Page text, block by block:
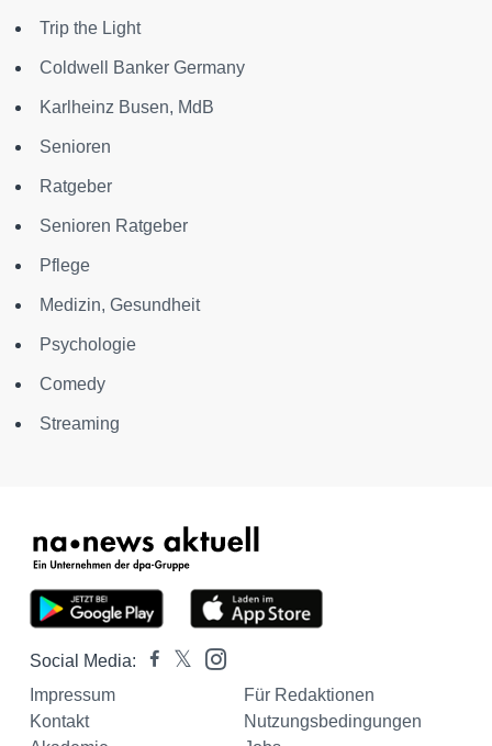
Trip the Light
Coldwell Banker Germany
Karlheinz Busen, MdB
Senioren
Ratgeber
Senioren Ratgeber
Pflege
Medizin, Gesundheit
Psychologie
Comedy
Streaming
Social Media:
Impressum
Für Redaktionen
Kontakt
Nutzungsbedingungen